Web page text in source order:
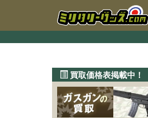
買取価格表掲載中！